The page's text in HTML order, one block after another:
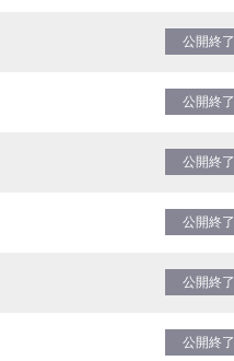
公開終了
公開終了
公開終了
公開終了
公開終了
公開終了